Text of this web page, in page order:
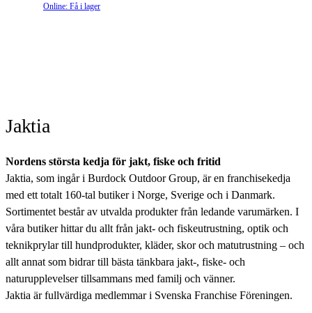
Online: Få i lager
Jaktia
Nordens största kedja för jakt, fiske och fritid
Jaktia, som ingår i Burdock Outdoor Group, är en franchisekedja
med ett totalt 160-tal butiker i Norge, Sverige och i Danmark.
Sortimentet består av utvalda produkter från ledande varumärken. I
våra butiker hittar du allt från jakt- och fiskeutrustning, optik och
teknikprylar till hundprodukter, kläder, skor och matutrustning – och
allt annat som bidrar till bästa tänkbara jakt-, fiske- och
naturupplevelser tillsammans med familj och vänner.
Jaktia är fullvärdiga medlemmar i Svenska Franchise Föreningen.